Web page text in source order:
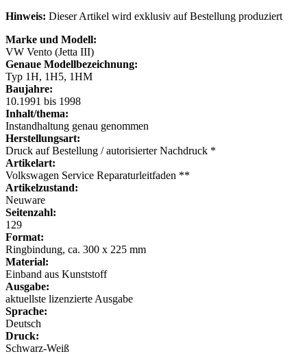
Hinweis: Dieser Artikel wird exklusiv auf Bestellung produziert
Marke und Modell:
VW Vento (Jetta III)
Genaue Modellbezeichnung:
Typ 1H, 1H5, 1HM
Baujahre:
10.1991 bis 1998
Inhalt/thema:
Instandhaltung genau genommen
Herstellungsart:
Druck auf Bestellung / autorisierter Nachdruck *
Artikelart:
Volkswagen Service Reparaturleitfaden **
Artikelzustand:
Neuware
Seitenzahl:
129
Format:
Ringbindung, ca. 300 x 225 mm
Material:
Einband aus Kunststoff
Ausgabe:
aktuellste lizenzierte Ausgabe
Sprache:
Deutsch
Druck:
Schwarz-Weiß